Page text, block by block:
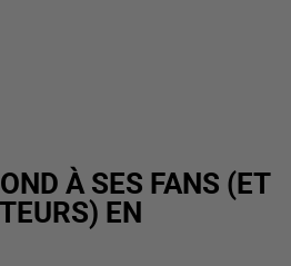
À SES FANS (ET
EN